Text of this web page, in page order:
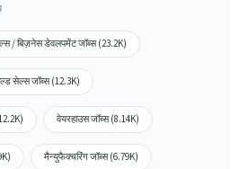
/ बिज़नेस डेवलपमेंट जॉब्स (23.2K)
सेल्स जॉब्स (12.3K)
वेयरहाउस जॉब्स (8.14K)
मैन्युफैक्चरिंग जॉब्स (6.79K)